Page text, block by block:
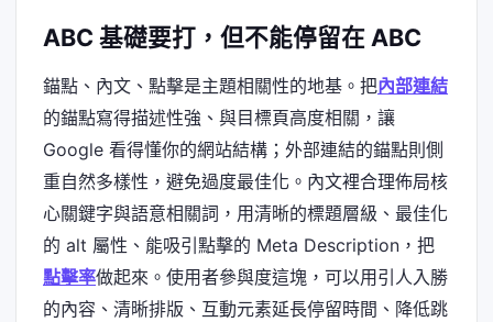
ABC 基礎要打，但不能停留在 ABC
錨點、內文、點擊是主題相關性的地基。把內部連結
的錨點寫得描述性強、與目標頁高度相關，讓
Google 看得懂你的網站結構；外部連結的錨點則側
重自然多樣性，避免過度最佳化。內文裡合理佈局核
心關鍵字與語意相關詞，用清晰的標題層級、最佳化
的 alt 屬性、能吸引點擊的 Meta Description，把
點擊率做起來。使用者參與度這塊，可以用引人入勝
的內容、清晰排版、互動元素延長停留時間、降低跳